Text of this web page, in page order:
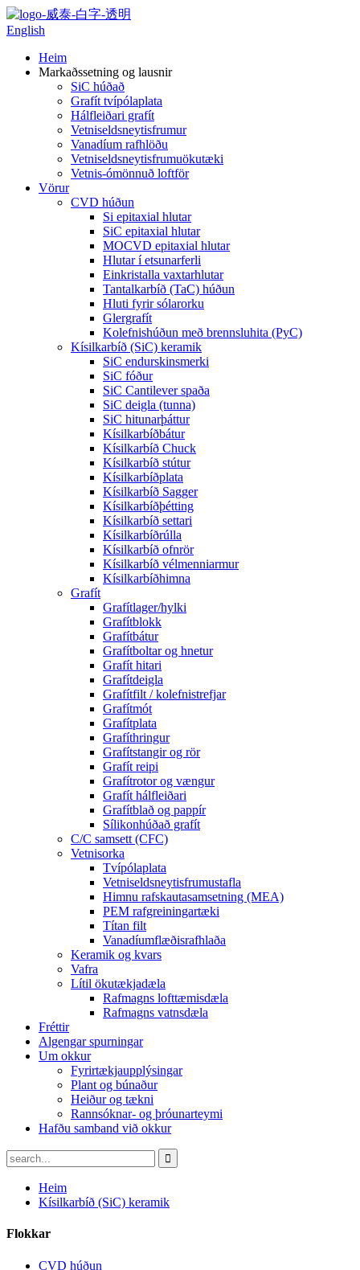
English
Heim
Markaðssetning og lausnir
SiC húðað
Grafít tvípólaplata
Hálfleiðari grafít
Vetniseldsneytisfrumur
Vanadíum rafhlöðu
Vetniseldsneytisfrumuökutæki
Vetnis-ómönnuð loftför
Vörur
CVD húðun
Si epitaxial hlutar
SiC epitaxial hlutar
MOCVD epitaxial hlutar
Hlutar í etsunarferli
Einkristalla vaxtarhlutar
Tantalkarbíð (TaC) húðun
Hluti fyrir sólarorku
Glergrafít
Kolefnishúðun með brennsluhita (PyC)
Kísilkarbíð (SiC) keramik
SiC endurskinsmerki
SiC fóður
SiC Cantilever spaða
SiC deigla (tunna)
SiC hitunarþáttur
Kísilkarbíðbátur
Kísilkarbíð Chuck
Kísilkarbíð stútur
Kísilkarbíðplata
Kísilkarbíð Sagger
Kísilkarbíðþétting
Kísilkarbíð settari
Kísilkarbíðrúlla
Kísilkarbíð ofnrör
Kísilkarbíð vélmenniarmur
Kísilkarbíðhimna
Grafít
Grafítlager/hylki
Grafítblokk
Grafítbátur
Grafítboltar og hnetur
Grafít hitari
Grafítdeigla
Grafítfilt / kolefnistrefjar
Grafítmót
Grafítplata
Grafíthringur
Grafítstangir og rör
Grafít reipi
Grafítrotor og vængur
Grafít hálfleiðari
Grafítblað og pappír
Sílikonhúðað grafít
C/C samsett (CFC)
Vetnisorka
Tvípólaplata
Vetniseldsneytisfrumustafla
Himnu rafskautasamsetning (MEA)
PEM rafgreiningartæki
Títan filt
Vanadíumflæðisrafhlaða
Keramik og kvars
Vafra
Lítil ökutækjadæla
Rafmagns lofttæmisdæla
Rafmagns vatnsdæla
Fréttir
Algengar spurningar
Um okkur
Fyrirtækjaupplýsingar
Plant og búnaður
Heiður og tækni
Rannsóknar- og þróunarteymi
Hafðu samband við okkur
Heim
Kísilkarbíð (SiC) keramik
Flokkar
CVD húðun